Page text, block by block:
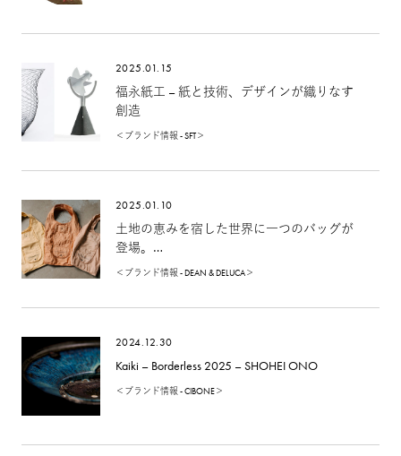
2025.01.15
福永紙工 – 紙と技術、デザインが織りなす
創造
＜ブランド情報 - SFT＞
2025.01.10
土地の恵みを宿した世界に一つのバッグが
登場。
天然染めプロジェクト『BetulaN（ベチュラ
とのお取り組みから生まれたアップサイク
＜ブランド情報 - DEAN & DELUCA＞
2024.12.30
Kaiki – Borderless 2025 – SHOHEI ONO
＜ブランド情報 - CIBONE＞